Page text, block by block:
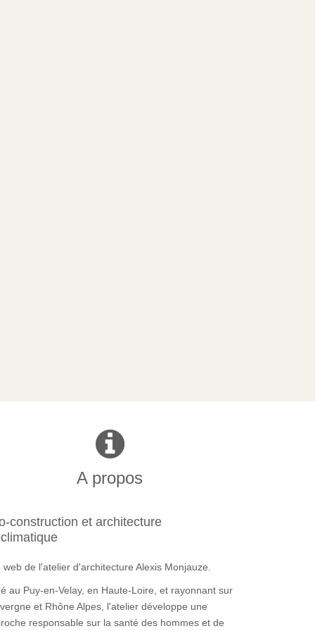
A propos
construction et architecture
web de l'atelier d'architecture Alexis Monjauze.
au Puy-en-Velay, en Haute-Loire, et rayonnant sur
et Rhône Alpes, l'atelier développe une
responsable sur la santé des hommes et de